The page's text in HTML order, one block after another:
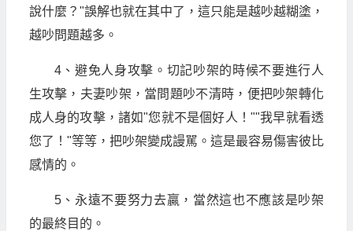
說什麼？"誤解也就在其中了，這只能是越吵越糊塗，
越吵問題越多。
4、避免人身攻擊。切記吵架的時候不要進行人
生攻擊，夫妻吵架，當問題吵不清時，便把吵架轉化
成人身的攻擊，諸如"您就不是個好人！""我早就看透
您了！"等等，把吵架變成謾駡。這是最容易傷害彼比
感情的。
5、永遠不要努力去贏，當然這也不應該是吵架
的最終目的。